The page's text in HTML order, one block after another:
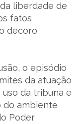
liberdade de
fatos
decoro
o episódio
da atuação
da tribuna e
do ambiente
Poder